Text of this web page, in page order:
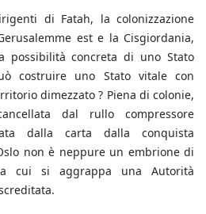
di Fatah, la colonizzazione
est e la Cisgiordania,
possibilità concreta di uno Stato
costruire uno Stato vitale con
dimezzato ? Piena di colonie,
dal rullo compressore
dalla carta dalla conquista
non è neppure un embrione di
cui si aggrappa una Autorità